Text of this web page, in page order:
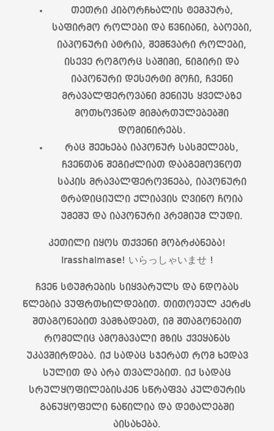
თეთრი კიბორჩხალის ტემპურა,
საფირმო როლები და წვნიანი, ბაოები,
იაპონური ატრია, შემწვარი როლები,
ისევე როგორც საშიმი, ნიგირი და
იაპონური დესერტი მოჩი, ჩვენი
მრავალფეროვანი მენიუს ყველაზე
მოთხოვნად მიმართულებებში
დომინირებს.
რაც შეეხება იაპონურ სასმელებს,
ჩვენთან შეგიძლიათ დააგემოვნოთ
საკის მრავალფეროვნება, იაპონური
ტრადიციული ქლიავის ღვინო ჩოია
უმეშუ და იაპონური პრემიუმ ლუდი.
კეთილი იყოს თქვენი მობრძანება!
Irasshaimase! いらっしゃいませ !
ჩვენ სტუმრების სიყვარულს და ნდობას
წლებია ვუფრთხილდებით. თითოეულ კერძს
შთაგონებით ვამზადებთ, იმ შთაგონებით
რომელიც ამომავალი მზის ქვეყანას
უკავშირდება. იქ სადაც სჯერათ რომ ხედავ
სულით და არა თვალებით. იქ სადაც
სრულყოფილებისკენ სწრაფვა კულტურის
განუყოფელი ნაწილია და დეტალებში
აისახება.